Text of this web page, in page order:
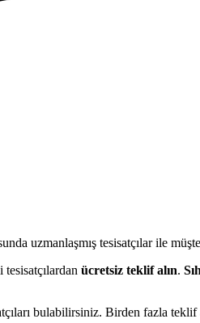
uzmanlaşmış tesisatçılar ile
ücretsiz teklif alın.
bulabilirsiniz. Birden fazla teklif